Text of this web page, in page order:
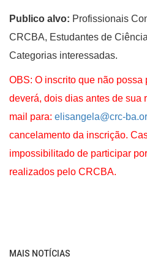
Publico alvo: Profissionais
CRCBA, Estudantes de
Categorias interessadas.
OBS: O inscrito que não possa
deverá, dois dias antes de sua
mail para: elisangela@crc-
cancelamento da inscrição.
impossibilitado de participar
realizados pelo CRCBA.
MAIS NOTÍCIAS